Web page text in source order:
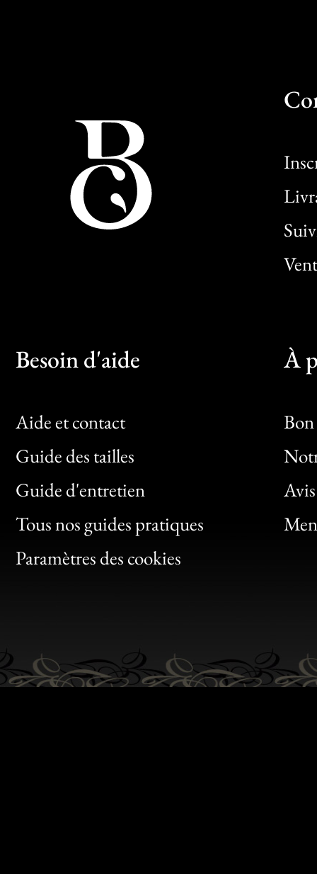
Besoin d'aide
Aide et contact
Guide des tailles
Guide d'entretien
Tous nos guides pratiques
Paramètres des cookies
À
Bon
Clic